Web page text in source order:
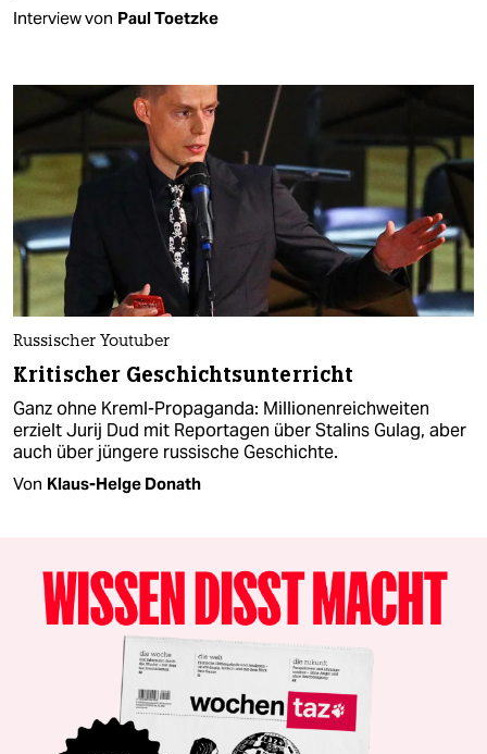
Interview von Paul Toetzke
Russischer Youtuber
Kritischer Geschichtsunterricht
Ganz ohne Kreml-Propaganda: Millionenreichweiten
erzielt Jurij Dud mit Reportagen über Stalins Gulag, aber
auch über jüngere russische Geschichte.
Von Klaus-Helge Donath